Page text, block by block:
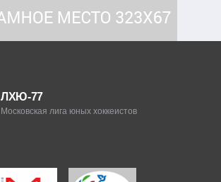
ЛХЮ-77
Московская лига юных хоккеистов